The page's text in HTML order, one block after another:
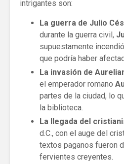
intrigantes son:
La guerra de Julio
durante la guerra civil,
supuestamente
que podría haber
La invasión de
el emperador romano
partes de la ciudad, lo
la biblioteca.
La llegada del
d.C., con el auge del
textos paganos fueron
fervientes creyentes.